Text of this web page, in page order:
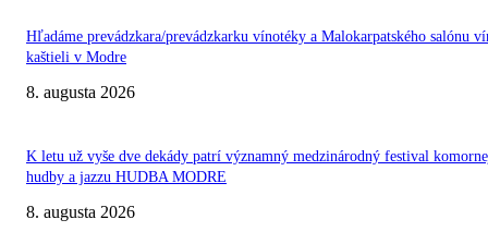
Hľadáme prevádzkara/prevádzkarku vínotéky a Malokarpatského salónu
kaštieli v Modre
8. augusta 2026
K letu už vyše dve dekády patrí významný medzinárodný festival
hudby a jazzu HUDBA MODRE
8. augusta 2026